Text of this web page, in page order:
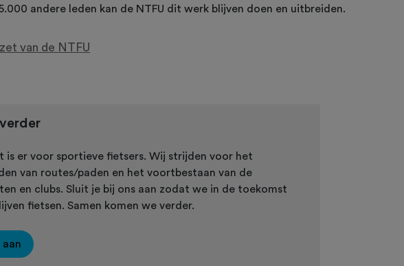
andere leden kan de NTFU dit werk blijven doen en uitbreiden.
van de NTFU
is er voor sportieve fietsers. Wij strijden voor het
van routes/paden en het voortbestaan van de
en clubs. Sluit je bij ons aan zodat we in de toekomst
fietsen. Samen komen we verder.
aan